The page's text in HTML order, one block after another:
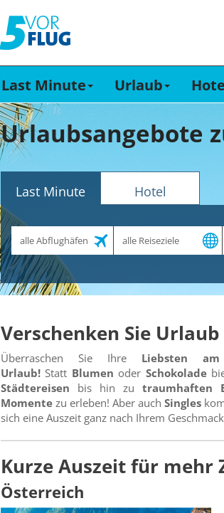
Last Minute Urlaub
Urlaubsangebote
Last Minute Hotel
Abflughafen
Verschenken Sie
Überraschen Sie Ihre Liebsten
Urlaub!Statt Blumen oder Schokolade
Städtereisen bis hin zu traumhaften
Momente zu erleben! Aber auch Singles
sich eine Auszeit ganz nach Ihrem
Kurze Auszeit für mehr
Österreich